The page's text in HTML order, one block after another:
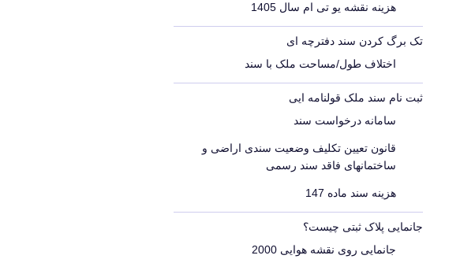
هزینه نقشه یو تی ام سال 1405
تک برگ کردن سند دفترچه ای
اختلاف طول/مساحت ملک با سند
ثبت نام سند ملک قولنامه ایی
سامانه درخواست سند
قانون تعیین تکلیف وضعیت سندی اراضی و
ساختمانهای فاقد سند رسمی
هزینه سند ماده 147
جانمایی پلاک ثبتی چیست؟
جانمایی روی نقشه هوایی 2000